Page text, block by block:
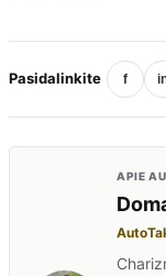
Pasidalinkite f
APIE